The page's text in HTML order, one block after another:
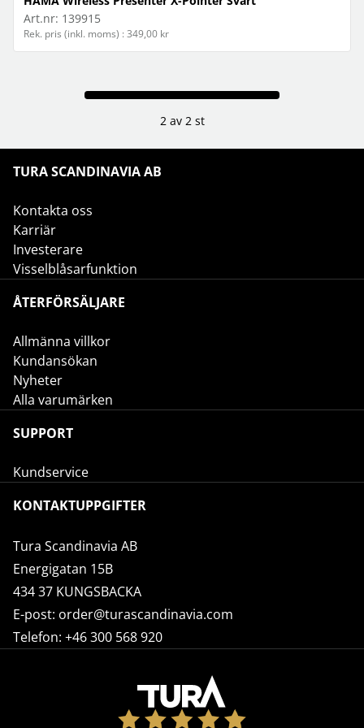
Art.nr: 139915
Rek. pris (inkl. moms) : 349,00 kr
2 av 2 st
TURA SCANDINAVIA AB
Kontakta oss
Karriär
Investerare
Visselblåsarfunktion
ÅTERFÖRSÄLJARE
Allmänna villkor
Kundansökan
Nyheter
Alla varumärken
SUPPORT
Kundservice
KONTAKTUPPGIFTER
Tura Scandinavia AB
Energigatan 15B
434 37 KUNGSBACKA
E-post: order@turascandinavia.com
Telefon: +46 300 568 920